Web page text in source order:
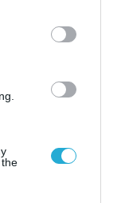
in below Google
της ΝΔ